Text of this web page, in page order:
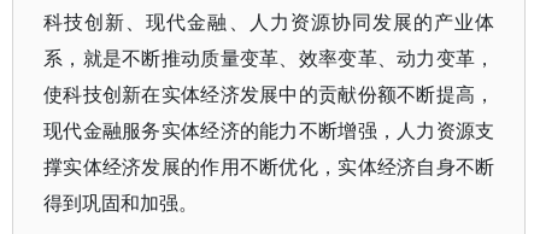
科技创新、现代金融、人力资源协同发展的产业体
系，就是不断推动质量变革、效率变革、动力变革，
使科技创新在实体经济发展中的贡献份额不断提高，
现代金融服务实体经济的能力不断增强，人力资源支
撑实体经济发展的作用不断优化，实体经济自身不断
得到巩固和加强。